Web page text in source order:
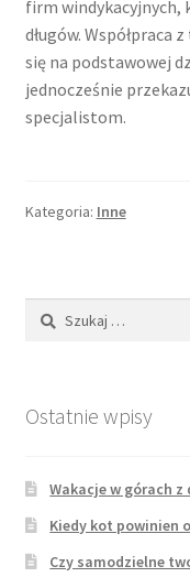
firm windykacyjnych,
długów.
się na podstawowej
jednocześnie
specjalistom.
Kategoria: Inne
Szukaj:
Ostatnie wpisy
Wakacje w górach
Kiedy kot powinien
Czy samodzielne